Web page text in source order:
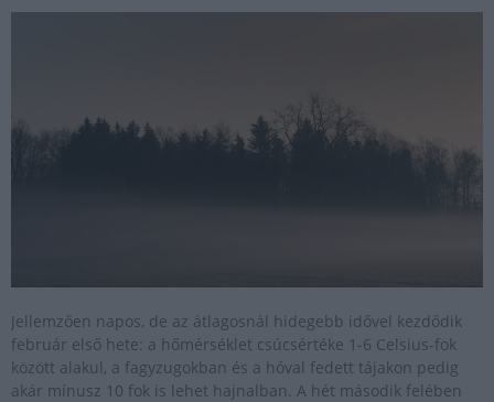
Jellemzően napos, de az átlagosnál hidegebb idővel kezdődik
február első hete: a hőmérséklet csúcsértéke 1-6 Celsius-fok
között alakul, a fagyzugokban és a hóval fedett tájakon pedig
akár mínusz 10 fok is lehet hajnalban. A hét második felében